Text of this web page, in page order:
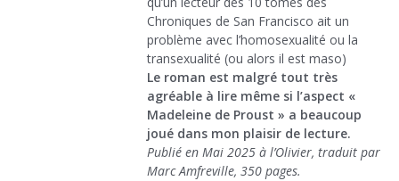
Chroniques de San Francisco ait un
problème avec l’homosexualité ou la
transexualité (ou alors il est maso)
Le roman est malgré tout très
agréable à lire même si l’aspect «
Madeleine de Proust » a beaucoup
joué dans mon plaisir de lecture.
Publié en Mai 2025 à l’Olivier, traduit par
Marc Amfreville, 350 pages.